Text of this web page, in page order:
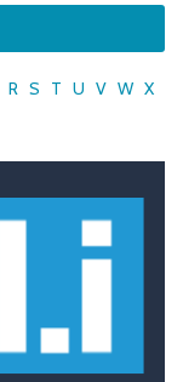
R S T U V W X